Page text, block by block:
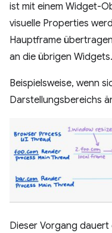
ist mit einem Widget-
visuelle Properties
Hauptframe
an die übrigen Widgets.
Beispielsweise, wenn
Darstellungsbereichs
Dieser Vorgang